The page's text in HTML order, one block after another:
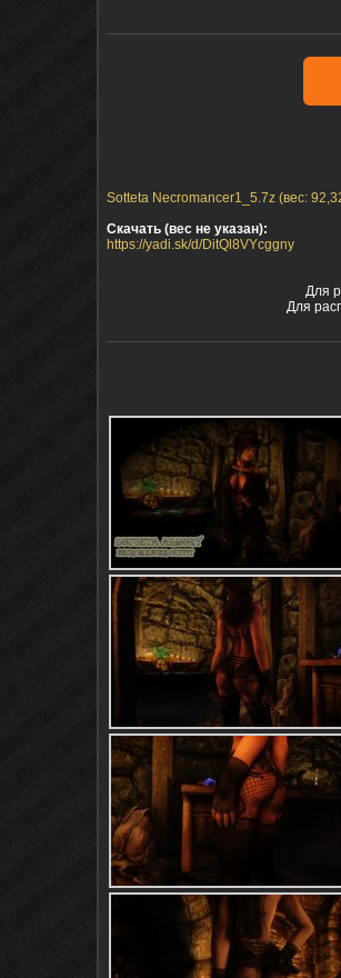
Sotteta Necromancer1_5.7z (вес:
Скачать (вес не указан):
https://yadi.sk/d/DitQl8VYcggny
Для
Для